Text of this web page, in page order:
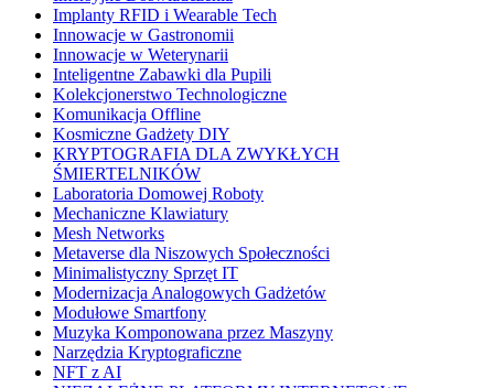
Implanty RFID i Wearable Tech
Innowacje w Gastronomii
Innowacje w Weterynarii
Inteligentne Zabawki dla Pupili
Kolekcjonerstwo Technologiczne
Komunikacja Offline
Kosmiczne Gadżety DIY
KRYPTOGRAFIA DLA ZWYKŁYCH
ŚMIERTELNIKÓW
Laboratoria Domowej Roboty
Mechaniczne Klawiatury
Mesh Networks
Metaverse dla Niszowych Społeczności
Minimalistyczny Sprzęt IT
Modernizacja Analogowych Gadżetów
Modułowe Smartfony
Muzyka Komponowana przez Maszyny
Narzędzia Kryptograficzne
NFT z AI